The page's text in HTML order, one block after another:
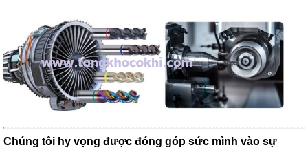
Chúng tôi hy vọng được đóng góp sức mình vào sự